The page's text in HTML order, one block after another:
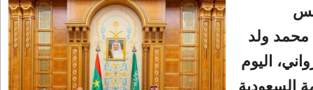
محمد ولد
اليوم
السعودية